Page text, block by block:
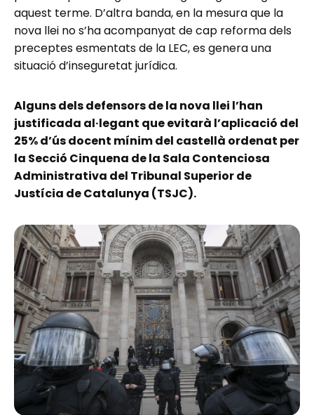
aquest terme. D’altra banda, en la mesura que la
nova llei no s’ha acompanyat de cap reforma dels
preceptes esmentats de la LEC, es genera una
situació d’inseguretat jurídica.
Alguns dels defensors de la nova llei l’han
justificada al·legant que evitarà l’aplicació del
25% d’ús docent mínim del castellà ordenat per
la Secció Cinquena de la Sala Contenciosa
Administrativa del Tribunal Superior de
Justícia de Catalunya (TSJC).